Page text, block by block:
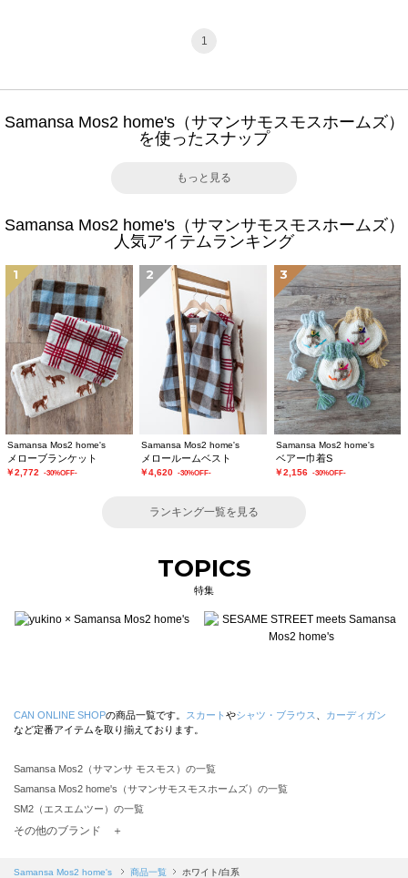
1
Samansa Mos2 home's（サマンサモスモスホームズ）
を使ったスナップ
もっと見る
Samansa Mos2 home's（サマンサモスモスホームズ）
人気アイテムランキング
1
Samansa Mos2 home's
メローブランケット
￥2,772 -30%OFF-
2
Samansa Mos2 home's
メロールームベスト
￥4,620 -30%OFF-
3
Samansa Mos2 home's
ベアー巾着S
￥2,156 -30%OFF-
ランキング一覧を見る
TOPICS
特集
CAN ONLINE SHOPの商品一覧です。 スカート やシャツ・ブラウス
カーディガン
など定番アイテムを取り揃えております。
Samansa Mos2（サマンサ モスモス）の一覧
Samansa Mos2 home's（サマンサモスモスホームズ）の一覧
SM2（エスエムツー）の一覧
TSUHARU by Samansa Mos2（ツハルバイサマンサモスモス）の一覧
Samansa Mos2 blue（サマンサモスモス ブルー）の一覧
その他のブランド ＋
Samansa Mos2 home's 商品一覧 ホワイト/白系